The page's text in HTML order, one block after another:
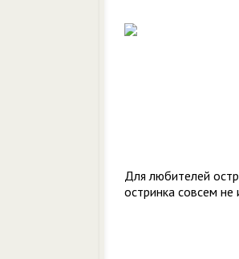
Для любителей
остринка совсем не